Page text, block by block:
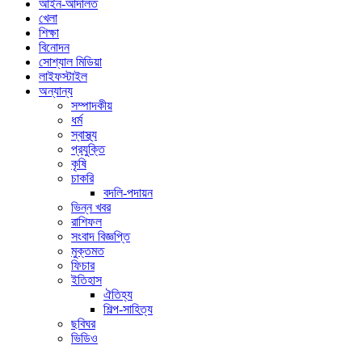
আইন-আদালত
খেলা
শিক্ষা
বিনোদন
সোশ্যাল মিডিয়া
লাইফস্টাইল
অন্যান্য
সম্পাদকীয়
ধর্ম
স্বাস্থ্য
প্রযুক্তি
কৃষি
চাকরি
বদলি-পদায়ন
ভিন্ন খবর
রাশিফল
সংবাদ বিজ্ঞপ্তি
মুক্তমত
ফিচার
ইতিহাস
ঐতিহ্য
শিল্প-সাহিত্য
ছবিঘর
ভিডিও